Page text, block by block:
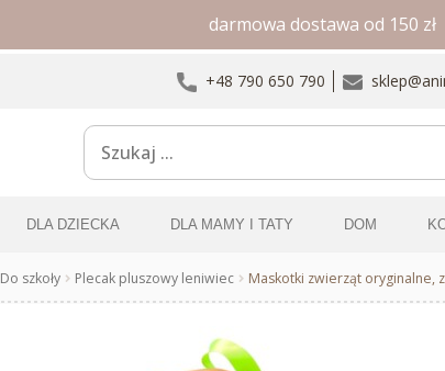
darmowa dostawa od 150 zł
+48 790 650 790
DLA DZIECKA DLA MAMY I TATY DOM
Do szkoły Plecak pluszowy leniwiec Maskotki zwierząt oryginalne,